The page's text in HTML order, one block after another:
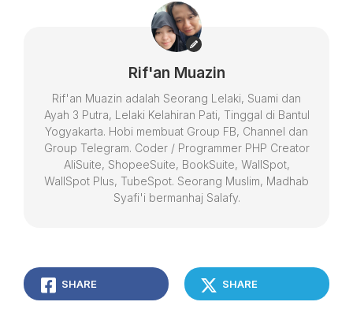
Rif'an Muazin
Rif'an Muazin adalah Seorang Lelaki, Suami dan
Ayah 3 Putra, Lelaki Kelahiran Pati, Tinggal di Bantul
Yogyakarta. Hobi membuat Group FB, Channel dan
Group Telegram. Coder / Programmer PHP Creator
AliSuite, ShopeeSuite, BookSuite, WallSpot,
WallSpot Plus, TubeSpot. Seorang Muslim, Madhab
Syafi'i bermanhaj Salafy.
SHARE SHARE